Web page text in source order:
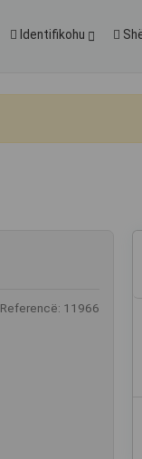
Identifikohu
Referencë: 11966